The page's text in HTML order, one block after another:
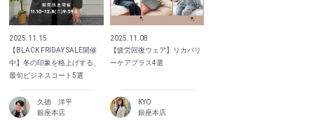
2025.11.15
【BLACK FRIDAY SALE開催
中】冬の印象を格上げする、
最旬ビジネスコート5選
久徳 洋平
銀座本店
2025.11.08
【疲労回復ウェア】リカバリ
ーケアプラス4選
KYO
銀座本店